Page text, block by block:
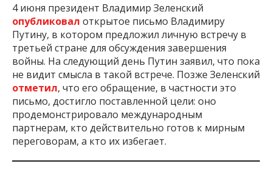
4 июня президент Владимир Зеленский
опубликовал открытое письмо Владимиру
Путину, в котором предложил личную встречу в
третьей стране для обсуждения завершения
войны. На следующий день Путин заявил, что пока
не видит смысла в такой встрече. Позже Зеленский
отметил, что его обращение, в частности это
письмо, достигло поставленной цели: оно
продемонстрировало международным
партнерам, кто действительно готов к мирным
переговорам, а кто их избегает.